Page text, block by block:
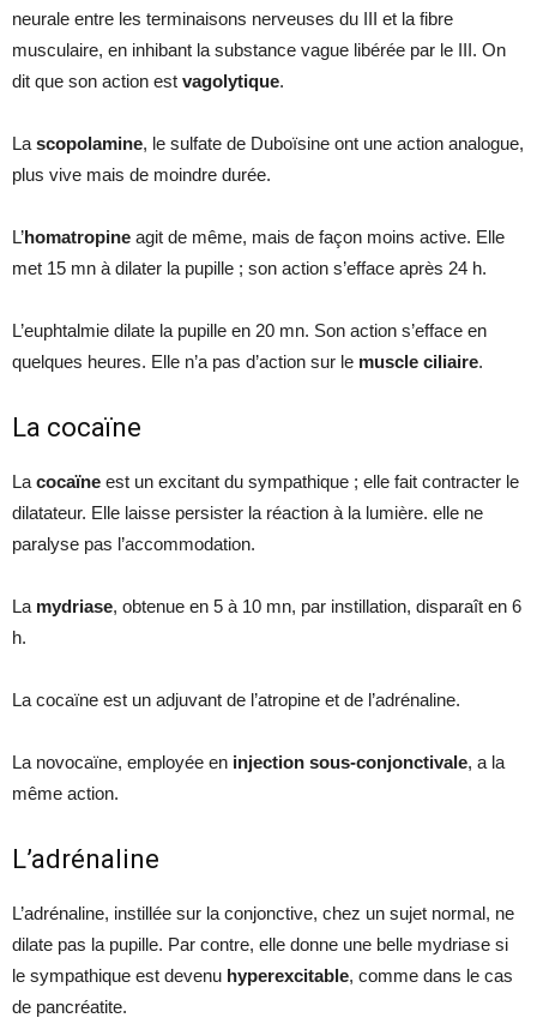
neurale entre les terminaisons nerveuses du III et la fibre
musculaire, en inhibant la substance vague libérée par le III. On
dit que son action est vagolytique.
La scopolamine, le sulfate de Duboïsine ont une action analogue,
plus vive mais de moindre durée.
L’homatropine agit de même, mais de façon moins active. Elle
met 15 mn à dilater la pupille ; son action s’efface après 24 h.
L’euphtalmie dilate la pupille en 20 mn. Son action s’efface en
quelques heures. Elle n’a pas d’action sur le muscle ciliaire.
La cocaïne
La cocaïne est un excitant du sympathique ; elle fait contracter le
dilatateur. Elle laisse persister la réaction à la lumière. elle ne
paralyse pas l’accommodation.
La mydriase, obtenue en 5 à 10 mn, par instillation, disparaît en 6
h.
La cocaïne est un adjuvant de l’atropine et de l’adrénaline.
La novocaïne, employée en injection sous-conjonctivale, a la
même action.
L’adrénaline
L’adrénaline, instillée sur la conjonctive, chez un sujet normal, ne
dilate pas la pupille. Par contre, elle donne une belle mydriase si
le sympathique est devenu hyperexcitable, comme dans le cas
de pancréatite.